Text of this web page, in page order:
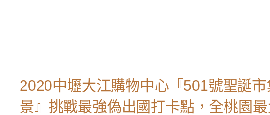
2020中壢大江購物中心『501號聖誕
景』挑戰最強偽出國打卡點，全桃園